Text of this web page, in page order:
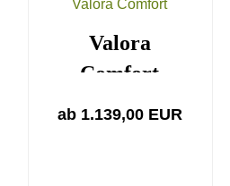
Valora
Comfort
medium
ab 1.139,00 EUR